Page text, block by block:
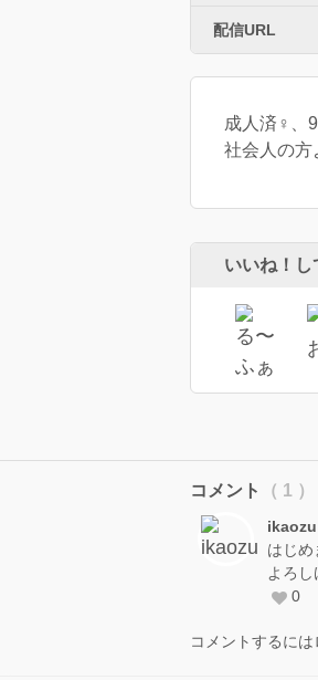
配信URL
成人済♀、
社会人の方
いいね！し
コメント （ 1 ）
ikaozu
はじめ
よろし
0
コメントするに